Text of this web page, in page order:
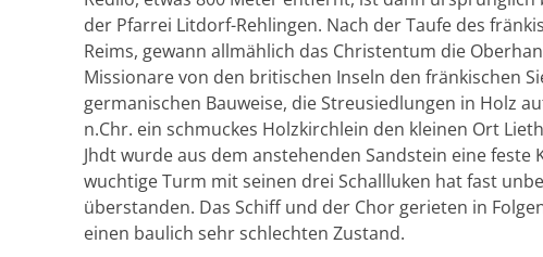
der Pfarrei Litdorf-Rehlingen. Nach der Taufe des
Reims, gewann allmählich das Christentum die
Missionare von den britischen Inseln den fränkischen
germanischen Bauweise, die Streusiedlungen in Holz
n.Chr. ein schmuckes Holzkirchlein den kleinen Ort
Jhdt wurde aus dem anstehenden Sandstein eine
wuchtige Turm mit seinen drei Schallluken hat fast
überstanden. Das Schiff und der Chor gerieten in
einen baulich sehr schlechten Zustand.